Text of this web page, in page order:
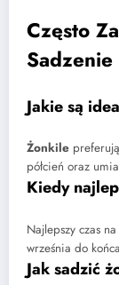
Często
Jakie są
Żonkile
półcień oraz
Kiedy
Najlepszy czas
września do
Jak sadzić